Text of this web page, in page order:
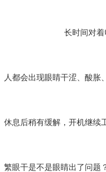
长时间对
人都会出现眼睛干涩、酸胀
休息后稍有缓解，开机继续
繁眼干是不是眼睛出了问题